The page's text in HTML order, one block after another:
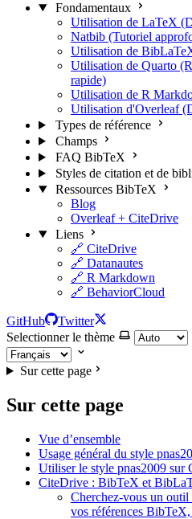
Fondamentaux
Utilisation de LaTeX
Natbib (Tutoriel
Utilisation de
Utilisation de Quarto
rapide)
Utilisation de R
Utilisation d'Overleaf
Types de référence
Champs
FAQ BibTeX
Styles de citation et de
Ressources BibTeX
Blog
Overleaf + CiteDrive
Liens
🔗 CiteDrive
🔗 Datanautes
🔗 R Markdown
🔗 BehaviorCloud
GitHub
Twitter
Selectionner le thème
Sur cette page
Sur cette page
Vue d’ensemble
Usage général du style
Utiliser le style pnas2009 sur
CiteDrive : BibTeX et
Cherchez-vous un
vos références